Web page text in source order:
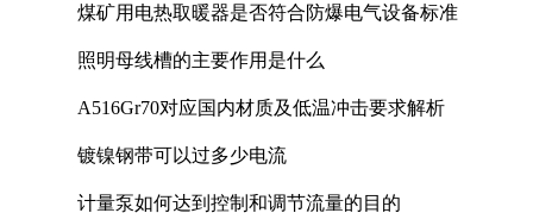
煤矿用电热取暖器是否符合防爆电气设备标准
照明母线槽的主要作用是什么
A516Gr70对应国内材质及低温冲击要求解析
镀镍钢带可以过多少电流
计量泵如何达到控制和调节流量的目的